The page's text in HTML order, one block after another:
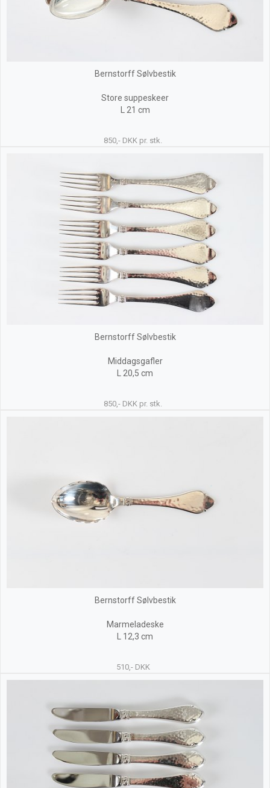
Bernstorff Sølvbestik
Store suppeskeer
L 21 cm
850,- DKK pr. stk.
Bernstorff Sølvbestik
Middagsgafler
L 20,5 cm
850,- DKK pr. stk.
Bernstorff Sølvbestik
Marmeladeske
L 12,3 cm
510,- DKK